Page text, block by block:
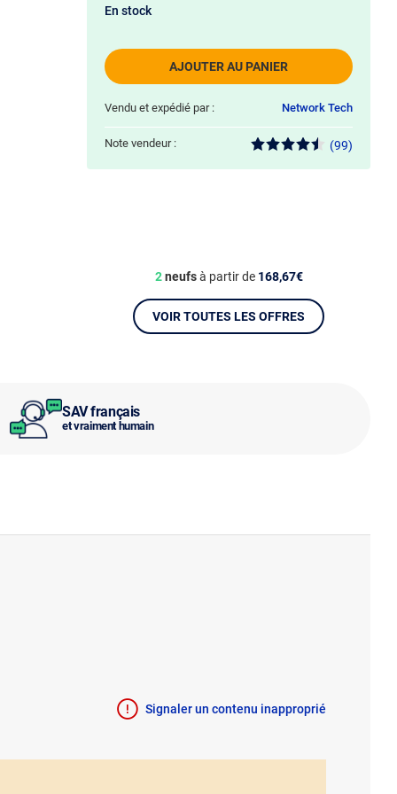
SAV français
et vraiment humain
AJOUTER AU PANIER
En stock
Vendu et expédié par : Network Tech
Note vendeur : (99)
2neufsà partir de 168,67€
VOIR TOUTES LES OFFRES
Signaler un contenu inapproprié